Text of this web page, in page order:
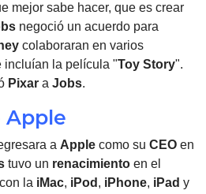
mejor sabe hacer, que es crear
negoció un acuerdo para
colaboraran en varios
incluían la película "Toy Story".
Pixar a Jobs.
Apple
a Apple como su CEO en
tuvo un renacimiento en el
la iMac, iPod , iPhone, iPad y